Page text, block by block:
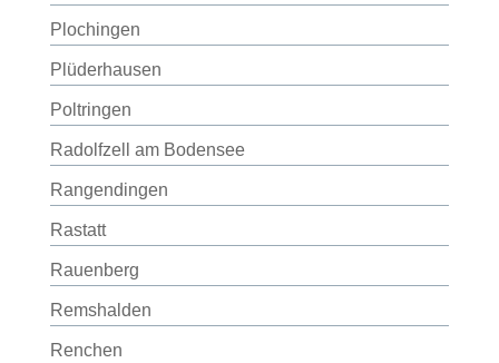
Plochingen
Plüderhausen
Poltringen
Radolfzell am Bodensee
Rangendingen
Rastatt
Rauenberg
Remshalden
Renchen